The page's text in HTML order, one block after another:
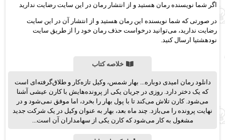
اگر شما نویسنده رمان هستید و از انتشار رمان در این سایت رضایت ندارید
در صورتی که شما نویسنده این رمان هستید و از انتشار آن در این سایت
رضایت ندارید، می‌توانید درخواست حذف رمان خود را از طریق سایت
نودهشتیا ارسال کنید.
خلاصه کتاب
دانلود رمان امیدی دوباره... بهار شمس، وکیل تازه‌کار و طلاق‌گرفته‌ای است
که یک دختر دارد. روزی در جریان یکی از پرونده‌هایش با کارن عیشی آشنا
می‌شود. کارن تلاش می‌کند تا با پول بهار را بخرد، اما موفق نمی‌شود و در
نهایت پرونده را می‌بازد. چند ماه بعد، بهار به عنوان وکیل در یک شرکت جدید
مشغول به کار می‌شود که کارن یکی از سهامداران آن است...